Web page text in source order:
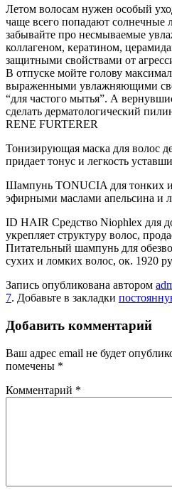
Летом волосам нужен особый
чаще всего попадают солнечные
забывайте про несмываемые
коллагеном, кератином,
защитными свойствами от
В отпуске мойте голову
выраженными увлажняющими
“для частого мытья”. А
сделать дерматологический
RENE FURTERER
Тонизирующая маска для волос
придает тонус и легкость
Шампунь TONUCIA для тонких
эфирными маслами апельсина и
ID HAIR Средство Niophlex для
укрепляет структуру волос,
Питательный шампунь для
сухих и ломких волос, ок. 1920
Запись опубликована автором
7. Добавьте в закладки
Добавить комментарий
Ваш адрес email не будет
помечены *
Комментарий *